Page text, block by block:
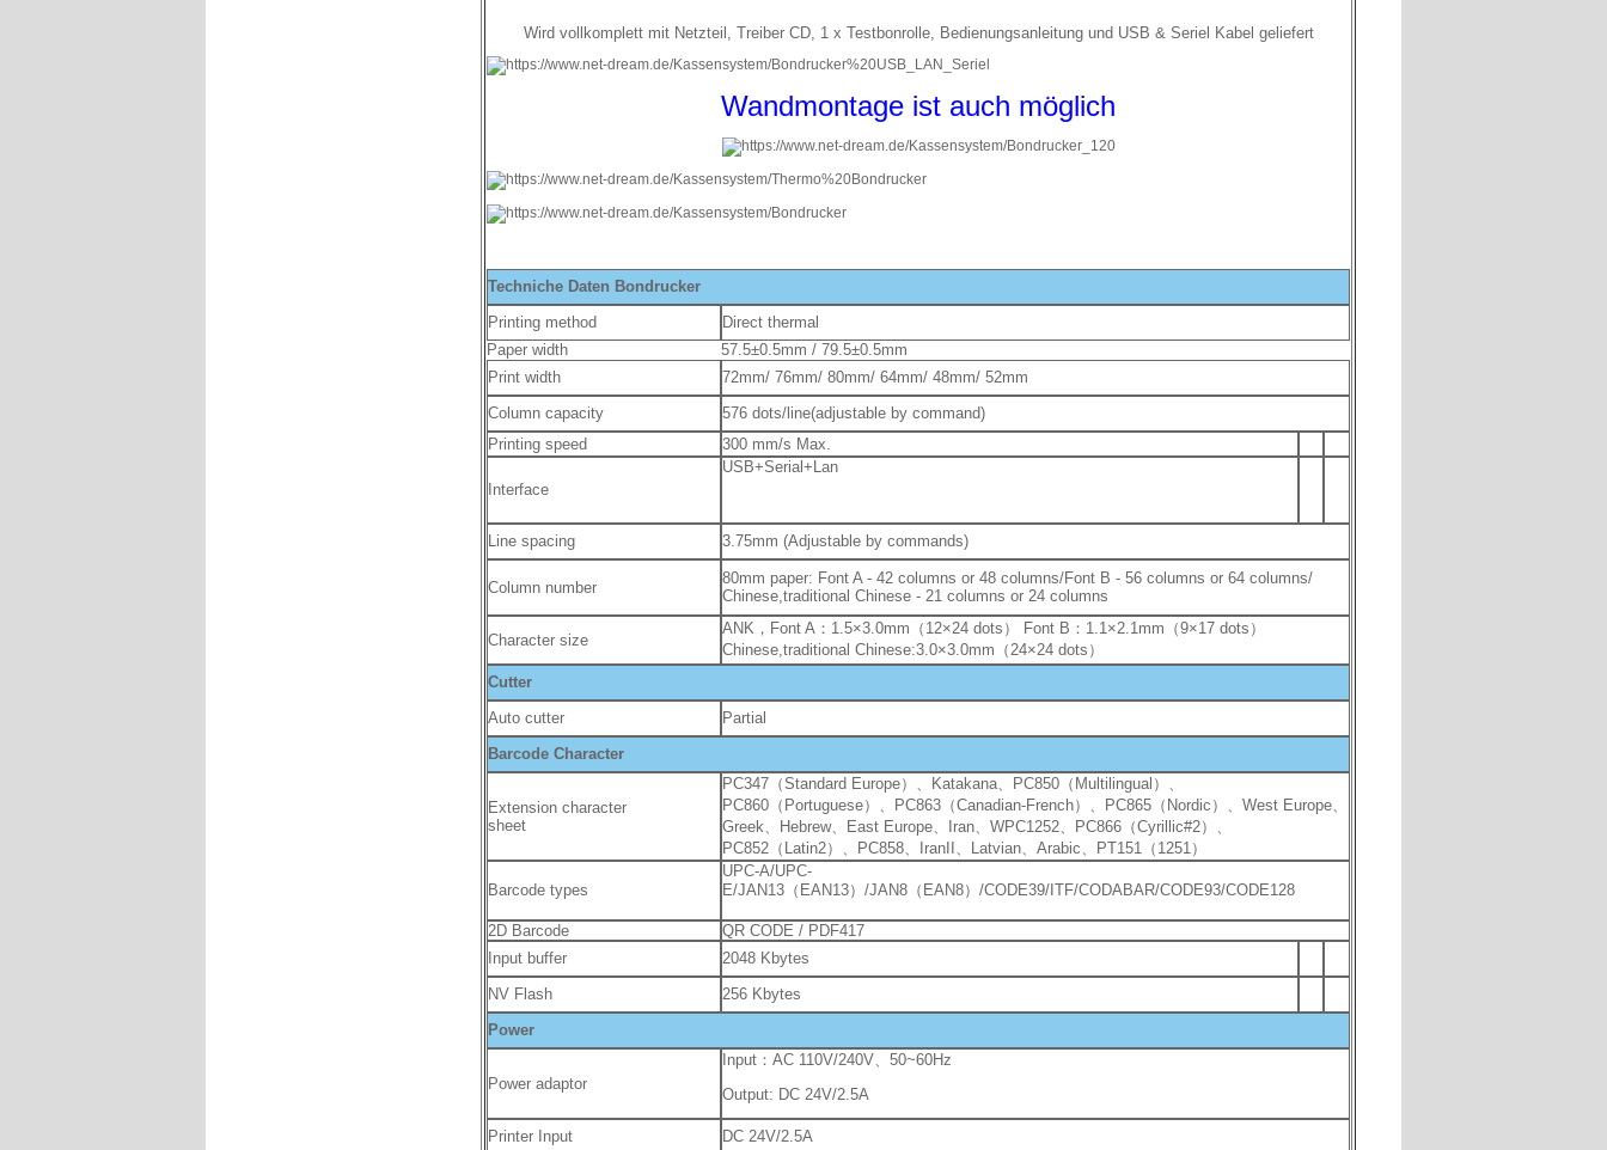
Wird vollkomplett mit Netzteil, Treiber CD, 1 x Testbonrolle, Bedienungsanleitung und USB & Seriel Kabel geliefert
Wandmontage ist auch möglich
Techniche Daten Bondrucker
Printing method
Direct thermal
Paper width
57.5±0.5mm / 79.5±0.5mm
Print width
72mm/ 76mm/ 80mm/ 64mm/ 48mm/ 52mm
Column capacity
576 dots/line(adjustable by command)
Printing speed
300 mm/s Max.
Interface
USB+Serial+Lan
Line spacing 3.75mm (Adjustable by commands)
Column number
80mm paper: Font A - 42 columns or 48 columns/Font B - 56 columns or 64 columns/
Chinese,traditional Chinese - 21 columns or 24 columns
Character size
ANK，Font A：1.5×3.0mm（12×24 dots） Font B：1.1×2.1mm（9×17 dots）
Chinese,traditional Chinese:3.0×3.0mm（24×24 dots）
Cutter
Auto cutter
Partial
Barcode Character
Extension character
sheet
PC347（Standard Europe）、Katakana、PC850（Multilingual）、
PC860（Portuguese）、PC863（Canadian-French）、PC865（Nordic）、West Europe、
Greek、Hebrew、East Europe、Iran、WPC1252、PC866（Cyrillic#2）、
PC852（Latin2）、PC858、IranII、Latvian、Arabic、PT151（1251）
Barcode types
UPC-A/UPC-
E/JAN13（EAN13）/JAN8（EAN8）/CODE39/ITF/CODABAR/CODE93/CODE128
2D Barcode
QR CODE / PDF417
Input buffer
2048 Kbytes
NV Flash
256 Kbytes
Power
Power adaptor
Input：AC 110V/240V、50~60Hz
Output: DC 24V/2.5A
Printer Input
DC 24V/2.5A